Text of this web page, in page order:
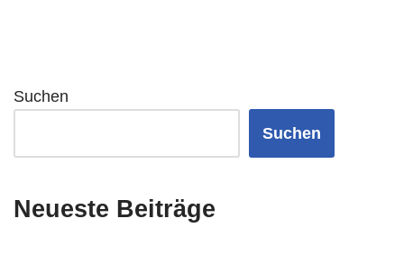
Suchen
Suchen
Neueste Beiträge